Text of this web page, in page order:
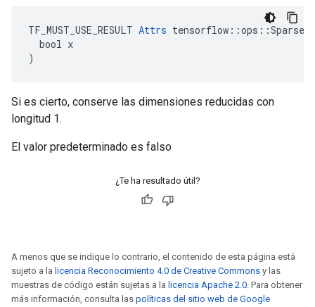
TF_MUST_USE_RESULT Attrs
  bool x
)
Si es cierto, conserve las dimensiones reducidas con
longitud 1.
El valor predeterminado es falso
¿Te ha resultado útil?
A menos que se indique lo contrario, el contenido de esta página está
sujeto a la licencia Reconocimiento 4.0 de Creative Commons y las
muestras de código están sujetas a la licencia Apache 2.0. Para obtener
más información, consulta las políticas del sitio web de Google